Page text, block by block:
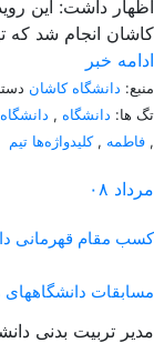
کاشان انجام شد که
ادامه خبر
منبع: دانشگاه کاشان
تگ ها: دانشگاه ,
فاطمه ,کلیدواژه‌ها تیم ,
۰۸ مرداد
کسب مقام قهرمانی
مسابقات دانشگاههای
مدیر تربیت بدنی